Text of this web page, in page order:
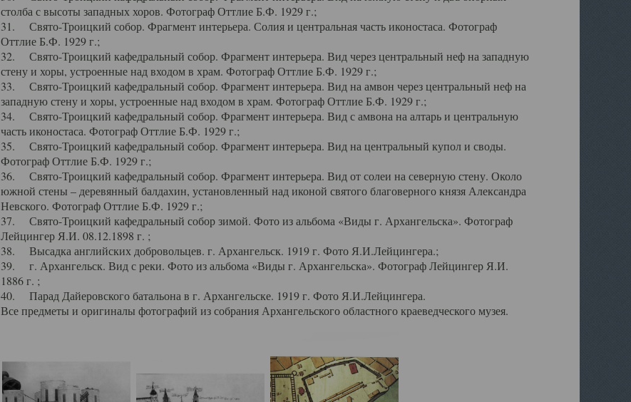
столба с высоты западных хоров. Фотограф Оттлие Б.Ф. 1929 г.;
31. Свято-Троицкий собор. Фрагмент интерьера. Солия и центральная часть иконостаса. Фотограф
Оттлие Б.Ф. 1929 г.;
32. Свято-Троицкий кафедральный собор. Фрагмент интерьера. Вид через центральный неф на западную
стену и хоры, устроенные над входом в храм. Фотограф Оттлие Б.Ф. 1929 г.;
33. Свято-Троицкий кафедральный собор. Фрагмент интерьера. Вид на амвон через центральный неф на
западную стену и хоры, устроенные над входом в храм. Фотограф Оттлие Б.Ф. 1929 г.;
34. Свято-Троицкий кафедральный собор. Фрагмент интерьера. Вид с амвона на алтарь и центральную
часть иконостаса. Фотограф Оттлие Б.Ф. 1929 г.;
35. Свято-Троицкий кафедральный собор. Фрагмент интерьера. Вид на центральный купол и своды.
Фотограф Оттлие Б.Ф. 1929 г.;
36. Свято-Троицкий кафедральный собор. Фрагмент интерьера. Вид от солеи на северную стену. Около
южной стены – деревянный балдахин, установленный над иконой святого благоверного князя Александра
Невского. Фотограф Оттлие Б.Ф. 1929 г.;
37. Свято-Троицкий кафедральный собор зимой. Фото из альбома «Виды г. Архангельска». Фотограф
Лейцингер Я.И. 08.12.1898 г. ;
38. Высадка английских добровольцев. г. Архангельск. 1919 г. Фото Я.И.Лейцингера.;
39. г. Архангельск. Вид с реки. Фото из альбома «Виды г. Архангельска». Фотограф Лейцингер Я.И.
1886 г. ;
40. Парад Дайеровского батальона в г. Архангельске. 1919 г. Фото Я.И.Лейцингера.
Все предметы и оригиналы фотографий из собрания Архангельского областного краеведческого музея.